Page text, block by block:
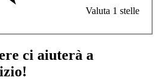
Valuta 1 stelle
ci aiuterà a